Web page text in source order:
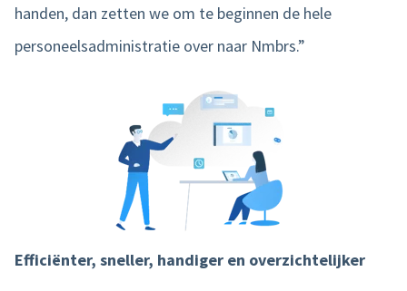
handen, dan zetten we om te beginnen de hele
personeelsadministratie over naar Nmbrs.”
Efficiënter, sneller, handiger en overzichtelijker